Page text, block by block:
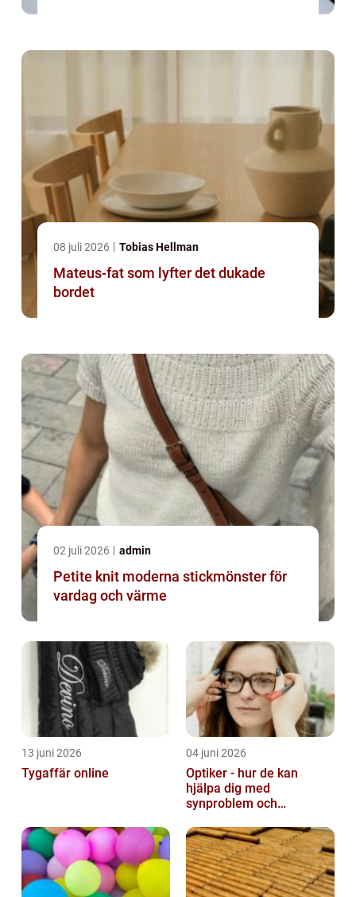
08 juli 2026 Tobias Hellman
Mateus-fat som lyfter det dukade
bordet
02 juli 2026 admin
Petite knit moderna stickmönster för
vardag och värme
13 juni 2026
Tygaffär online
04 juni 2026
Optiker - hur de kan
hjälpa dig med
synproblem och